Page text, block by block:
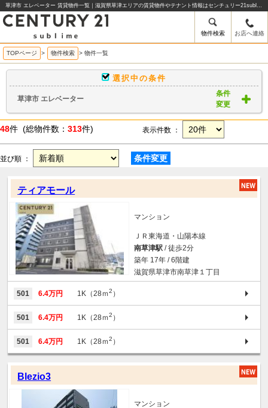
草津市 エレベーター 賃貸物件一覧｜滋賀県草津エリアの賃貸物件やテナント情報はセンチュリー21sublime
物件検索 お店へ連絡
TOPページ > 物件検索 > 物件一覧
選択中の条件
草津市 エレベーター
条件
変更
48件 (総物件数： 313件) 表示件数 ：
並び順 ： 条件変更
ティアモール
マンション
ＪＲ東海道・山陽本線
南草津駅 / 徒歩2分
築年 17年 / 6階建
滋賀県草津市南草津１丁目
501 6.4万円 1K（28ｍ2 ）
501 6.4万円 1K（28ｍ2 ）
501 6.4万円 1K（28ｍ2 ）
Blezio3
マンション